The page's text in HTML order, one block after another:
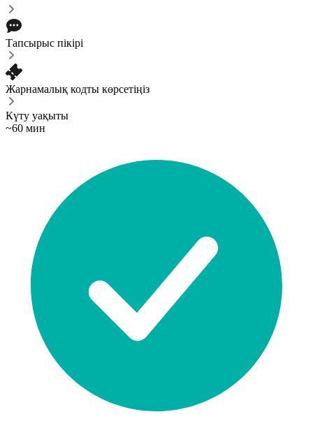
Тапсырыс пікірі
Жарнамалық кодты көрсетіңіз
Күту уақыты
~60 мин